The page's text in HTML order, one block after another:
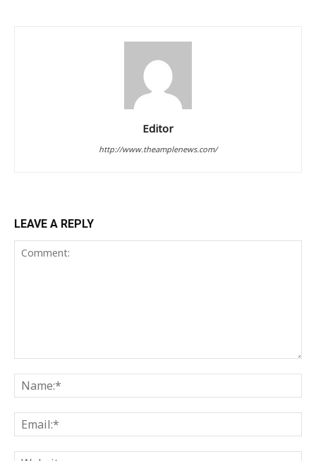
Editor
http://www.theamplenews.com/
LEAVE A REPLY